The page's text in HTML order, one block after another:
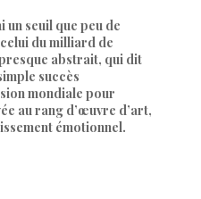
un seuil que peu de
du milliard de
abstrait, qui dit
succès
mondiale pour
au rang d’œuvre d’art,
émotionnel.